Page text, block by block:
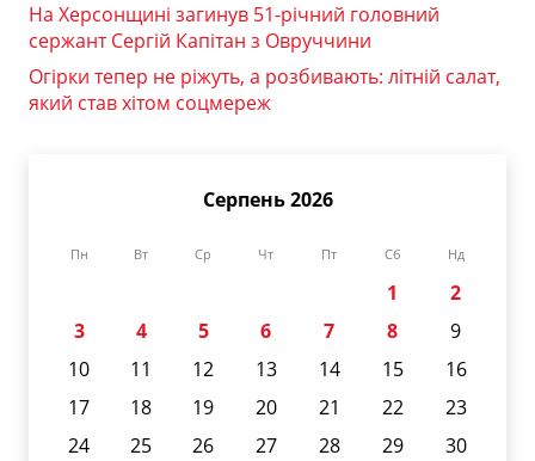
На Херсонщині загинув 51-річний головний
сержант Сергій Капітан з Овруччини
Огірки тепер не ріжуть, а розбивають: літній салат,
який став хітом соцмереж
Серпень 2026
Пн Вт Ср Чт Пт Сб Нд
1
2
3
4 5 6 7 8
9
10
11 12 13 14 15
16
17
18 19 20 21 22
23
24
25 26 27 28 29
30